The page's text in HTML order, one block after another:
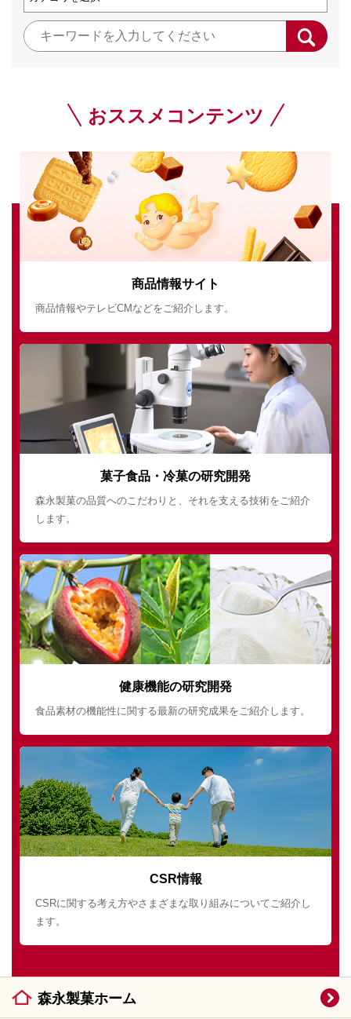
おススメコンテンツ
商品情報サイト
商品情報やテレビCMなどをご紹介します。
菓子食品・冷菓の研究開発
森永製菓の品質へのこだわりと、それを支える技術をご紹介
します。
健康機能の研究開発
食品素材の機能性に関する最新の研究成果をご紹介します。
CSR情報
CSRに関する考え方やさまざまな取り組みについてご紹介し
ます。
森永製菓ホーム